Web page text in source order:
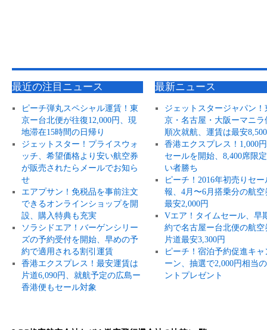
最近の注目ニュース
ピーチ弾丸スペシャル運賃！東
京ー台北便が往復12,000円、現
地滞在15時間の日帰り
ジェットスター！プライスウォ
ッチ、希望価格より安い航空券
が販売されたらメールでお知ら
せ
エアプサン！免税品を事前注文
できるオンラインショップを開
設、購入特典も充実
ソラシドエア！バーゲンシリー
ズの予約受付を開始、早めの予
約で適用される割引運賃
香港エクスプレス！最安運賃は
片道6,090円、就航予定の広島ー
香港便もセール対象
最新ニュース
ジェットスタージャパン！
京・名古屋・大阪ーマニラ
順次就航、運賃は最安
香港エクスプレス！1,000
セールを開始、8,400席限
い者勝ち
ピーチ！2016年初売りセー
報、4月〜6月搭乗分の航空
最安2,000円
Vエア！タイムセール、早
約で名古屋ー台北便の航空
片道最安3,300円
ピーチ！宿泊予約促進キャ
ーン、抽選で2,000円相当
ントプレゼント